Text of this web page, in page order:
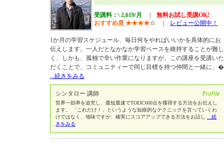
受講料：\ 2,619/月
無料お試し受講OK!
おすすめ度 ★★★★☆ レビュー公開中！
1か月の学習スケジュール、毎日何をやればいいかを具体的にお
伝えします。一人だとなかなか学習ペースを維持することが難し
く、しかも、孤独で辛い作業になりますが、この講座を受講いた
だくことで、コミュニティーで同じ目標を持つ仲間と一緒に、�
...続きをみる
シンタロー 講師
世界一効率を追究し、最短最速でTOEIC600点を獲得する方法をお伝えし
ます。 「これだけ！」というような短絡的なテクニックを言っていくわ
けではなく、地味ですが、確実にスコアアップできる方法をお話し
...続
きをみる